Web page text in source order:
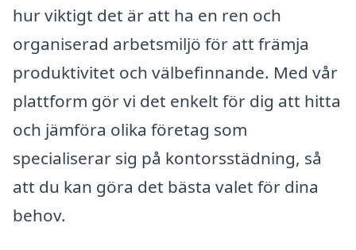
hur viktigt det är att ha en ren och
organiserad arbetsmiljö för att främja
produktivitet och välbefinnande. Med vår
plattform gör vi det enkelt för dig att hitta
och jämföra olika företag som
specialiserar sig på kontorsstädning, så
att du kan göra det bästa valet för dina
behov.